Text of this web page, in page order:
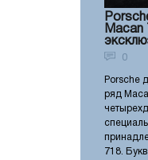
Macan
0
Porsche
ряд
718.